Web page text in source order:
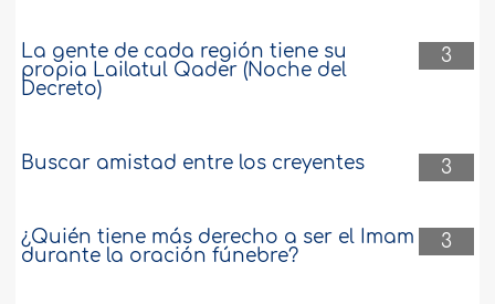
3
La gente de cada región tiene su
propia Lailatul Qader (Noche del
Decreto)
3
Buscar amistad entre los creyentes
3
¿Quién tiene más derecho a ser el Imam
durante la oración fúnebre?